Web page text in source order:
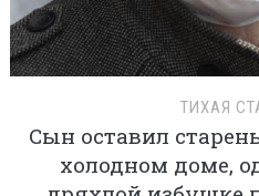
ТИХАЯ
Сын оставил
холодном доме,